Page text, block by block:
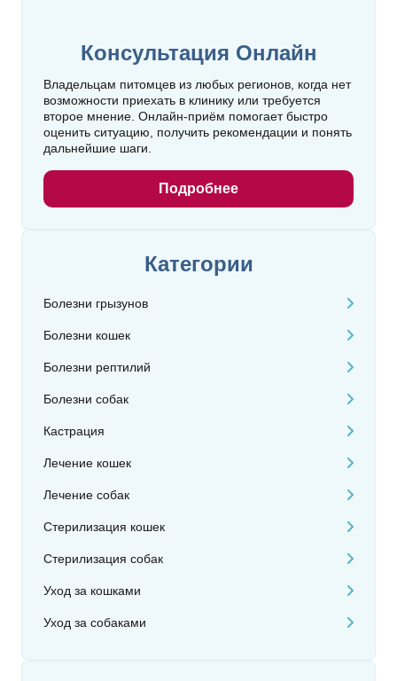
Консультация Онлайн
Владельцам питомцев из любых регионов, когда нет
возможности приехать в клинику или требуется
второе мнение. Онлайн‑приём помогает быстро
оценить ситуацию, получить рекомендации и понять
дальнейшие шаги.
Подробнее
Категории
Болезни грызунов
Болезни кошек
Болезни рептилий
Болезни собак
Кастрация
Лечение кошек
Лечение собак
Стерилизация кошек
Стерилизация собак
Уход за кошками
Уход за собаками